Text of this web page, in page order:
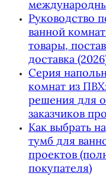
Руководство
ванной
товары,
доставка
Серия
комнат из
решения для
заказчиков
Как выбрать
тумб для
проектов
покупателя)